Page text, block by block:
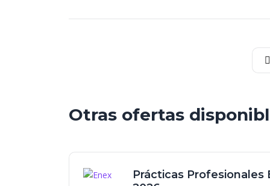
Otras ofertas
Prácticas Profesionales